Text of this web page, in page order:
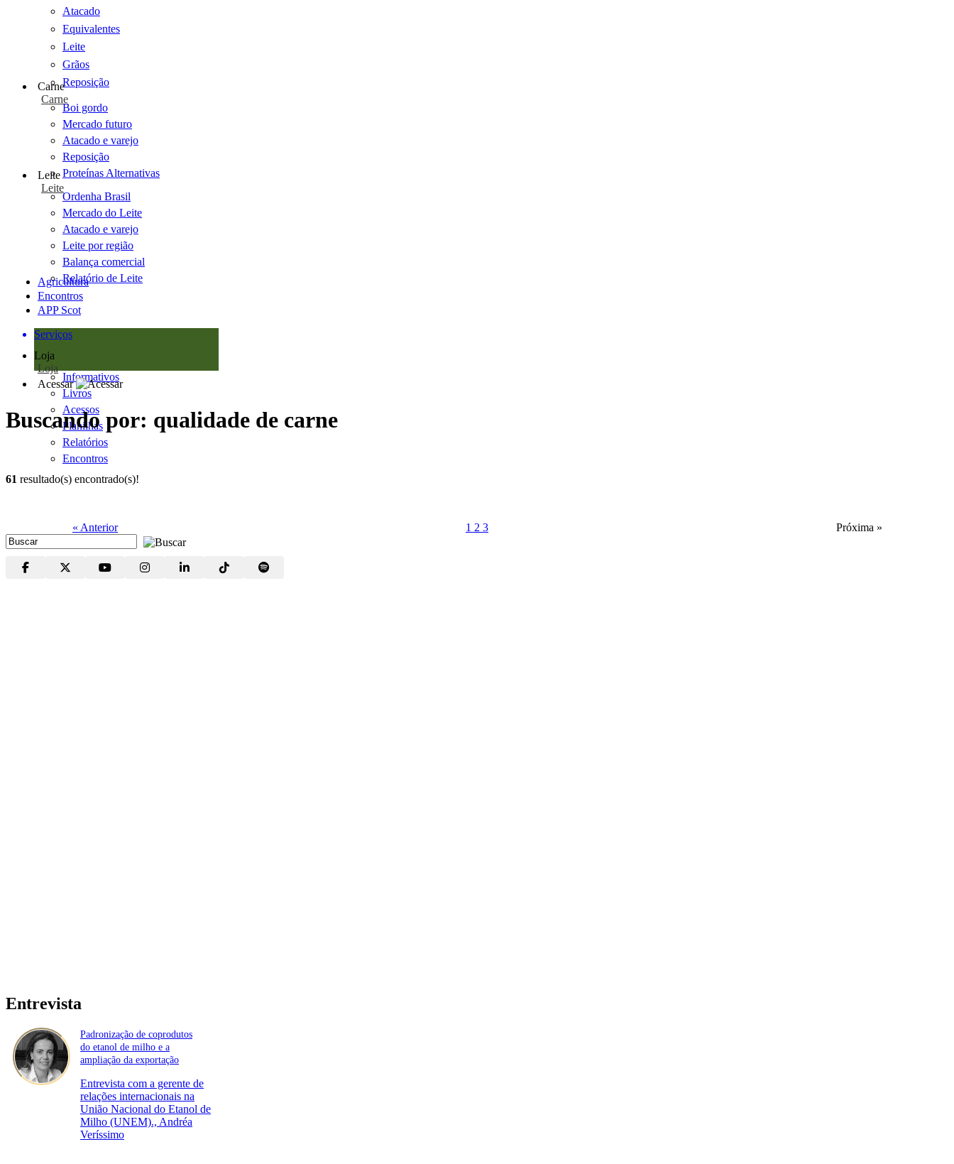
Atacado
Equivalentes
Leite
Grãos
Reposição
Carne
Carne
Boi gordo
Mercado futuro
Atacado e varejo
Reposição
Proteínas Alternativas
Leite
Leite
Ordenha Brasil
Mercado do Leite
Atacado e varejo
Leite por região
Balança comercial
Relatório de Leite
Agricultura
Encontros
APP Scot
Serviços
Loja
Loja
Informativos
Livros
Acessos
Planilhas
Relatórios
Encontros
Acessar
Buscando por: qualidade de carne
61 resultado(s) encontrado(s)!
« Anterior 1 2 3 Próxima »
Entrevista
Padronização de coprodutos
do etanol de milho e a
ampliação da exportação
Entrevista com a gerente de
relações internacionais na
União Nacional do Etanol de
Milho (UNEM)., Andréa
Veríssimo